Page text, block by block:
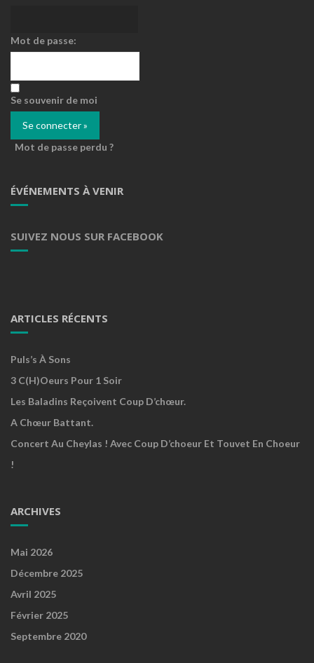
Mot de passe:
Se souvenir de moi
Mot de passe perdu ?
ÉVÉNEMENTS À VENIR
SUIVEZ NOUS SUR FACEBOOK
ARTICLES RÉCENTS
Puls’s À Sons
3 C(h)oeurs Pour 1 Soir
Les Baladins Reçoivent Coup D’chœur.
A Chœur Battant.
Concert Au Cheylas ! Avec Coup D’choeur Et Touvet En Choeur
!
ARCHIVES
Mai 2026
Décembre 2025
Avril 2025
Février 2025
Septembre 2020